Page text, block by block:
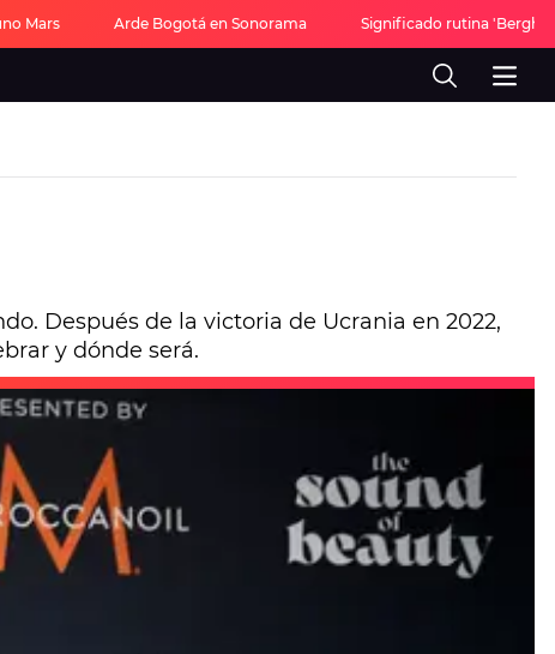
Mars Arde Bogotá en Sonorama Significado rutina
Después de la victoria de Ucrania en 2022,
y dónde será.